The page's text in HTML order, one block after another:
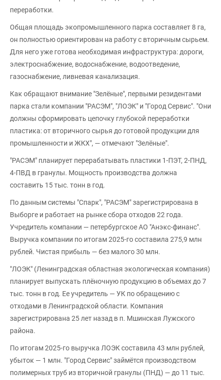
переработки.
Общая площадь экопромышленного парка составляет 8 га,
он полностью ориентирован на работу с вторичным сырьем.
Для него уже готова необходимая инфраструктура: дороги,
электроснабжение, водоснабжение, водоотведение,
газоснабжение, ливневая канализация.
Как обращают внимание "Зелёные", первыми резидентами
парка стали компании "РАСЭМ", "ЛОЭК" и "Город Сервис". "Они
должны сформировать цепочку глубокой переработки
пластика: от вторичного сырья до готовой продукции для
промышленности и ЖКХ", — отмечают "Зелёные".
"РАСЭМ" планирует перерабатывать пластики 1-ПЭТ, 2-ПНД,
4-ПВД в гранулы. Мощность производства должна
составить 15 тыс. тонн в год.
По данным системы "Спарк", "РАСЭМ" зарегистрирована в
Выборге и работает на рынке сбора отходов 22 года.
Учредитель компании — петербургское АО "Анэкс-финанс".
Выручка компании по итогам 2025-го составила 275,9 млн
рублей. Чистая прибыль — без малого 30 млн.
"ЛОЭК" (Ленинградская областная экологическая компания)
планирует выпускать плёночную продукцию в объемах до 7
тыс. тонн в год. Ее учредитель — УК по обращению с
отходами в Ленинградской области. Компания
зарегистрирована 25 лет назад в п. Мшинская Лужского
района.
По итогам 2025-го выручка ЛОЭК составила 43 млн рублей,
убыток — 1 млн. "Город Сервис" займётся производством
полимерных труб из вторичной гранулы (ПНД) — до 11 тыс.